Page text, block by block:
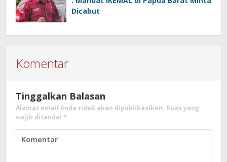
Dicabut
Komentar
Tinggalkan Balasan
Alamat email Anda tidak akan dipublikasikan. Ruas yang
wajib ditandai *